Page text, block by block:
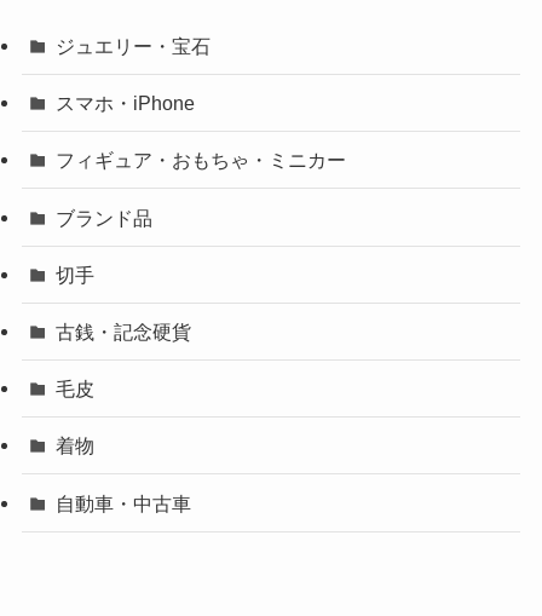
ジュエリー・宝石
スマホ・iPhone
フィギュア・おもちゃ・ミニカー
ブランド品
切手
古銭・記念硬貨
毛皮
着物
自動車・中古車